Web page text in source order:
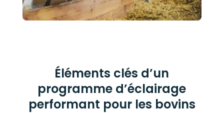
Éléments clés d’un
programme d’éclairage
performant pour les bovins